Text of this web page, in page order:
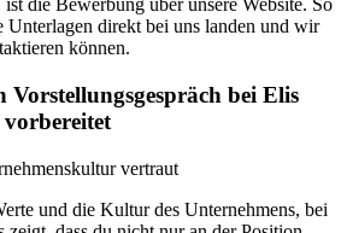
ist die Bewerbung über unsere Website. So
Unterlagen direkt bei uns landen und wir
können.
Vorstellungsgespräch bei Elis
vertraut
und die Kultur des Unternehmens, bei